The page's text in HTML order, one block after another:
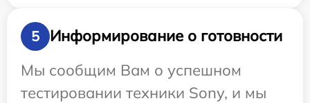
5
Информирование о готовности
Мы сообщим Вам о успешном
тестировании техники Sony, и мы